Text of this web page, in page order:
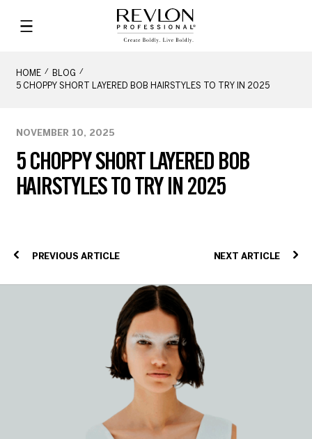
HOME
BLOG
5 CHOPPY SHORT LAYERED BOB HAIRSTYLES TO TRY IN 2025
5 CHOPPY SHORT LAYERED BOB
HAIRSTYLES TO TRY IN 2025
NOVEMBER 10, 2025
PREVIOUS ARTICLE NEXT ARTICLE